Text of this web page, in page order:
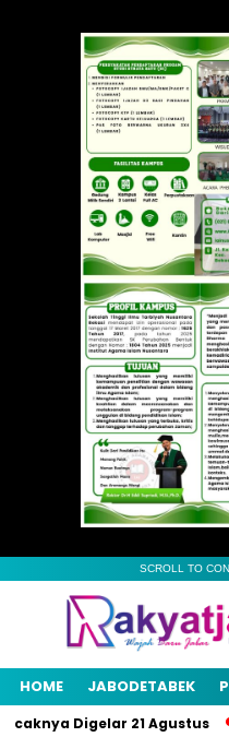
SCROLL TO
HOME JABODETABEK
Digelar 21 Agustus